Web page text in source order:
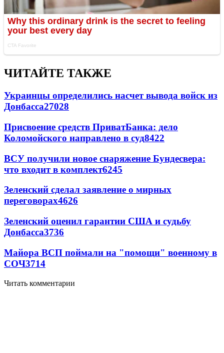
ЧИТАЙТЕ ТАКЖЕ
Украинцы определились насчет вывода войск из
Донбасса27028
Присвоение средств ПриватБанка: дело
Коломойского направлено в суд8422
ВСУ получили новое снаряжение Бундесвера:
что входит в комплект6245
Зеленский сделал заявление о мирных
переговорах4626
Зеленский оценил гарантии США и судьбу
Донбасса3736
Майора ВСП поймали на "помощи" военному в
СОЧ3714
Читать комментарии